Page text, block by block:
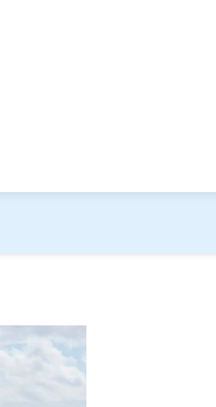
ツアー｜ガ